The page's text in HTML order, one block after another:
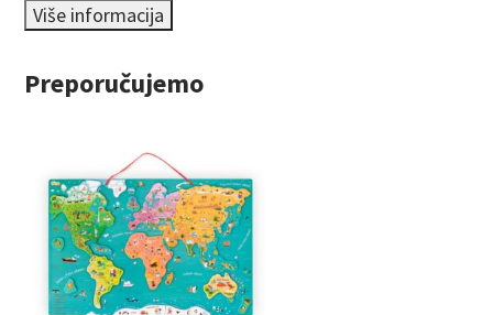
Preporučujemo